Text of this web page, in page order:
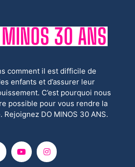
comment il est difficile de
enfants et d’assurer leur
C’est pourquoi nous
possible pour vous rendre la
Rejoignez DO MINOS 30 ANS.